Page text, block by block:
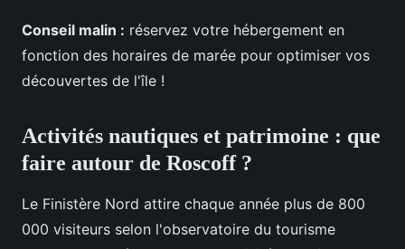
Conseil malin : réservez votre hébergement en
fonction des horaires de marée pour optimiser vos
découvertes de l'île !
Activités nautiques et patrimoine : que
faire autour de Roscoff ?
Le Finistère Nord attire chaque année plus de 800
000 visiteurs selon l'observatoire du tourisme